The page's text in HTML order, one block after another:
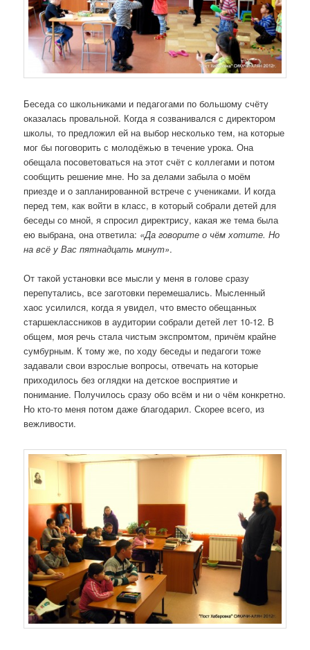
Беседа со школьниками и педагогами по большому счёту
оказалась провальной. Когда я созванивался с директором
школы, то предложил ей на выбор несколько тем, на которые
мог бы поговорить с молодёжью в течение урока. Она
обещала посоветоваться на этот счёт с коллегами и потом
сообщить решение мне. Но за делами забыла о моём
приезде и о запланированной встрече с учениками. И когда
перед тем, как войти в класс, в который собрали детей для
беседы со мной, я спросил директрису, какая же тема была
ею выбрана, она ответила: «Да говорите о чём хотите. Но
на всё у Вас пятнадцать минут».
От такой установки все мысли у меня в голове сразу
перепутались, все заготовки перемешались. Мысленный
хаос усилился, когда я увидел, что вместо обещанных
старшеклассников в аудитории собрали детей лет 10-12. В
общем, моя речь стала чистым экспромтом, причём крайне
сумбурным. К тому же, по ходу беседы и педагоги тоже
задавали свои взрослые вопросы, отвечать на которые
приходилось без оглядки на детское восприятие и
понимание. Получилось сразу обо всём и ни о чём конкретно.
Но кто-то меня потом даже благодарил. Скорее всего, из
вежливости.